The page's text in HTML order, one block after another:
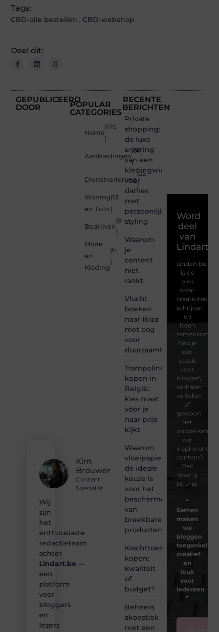
Tags:
CBD-olie bestellen , CBD-webshop
Deel dit:
GEPUBLICEERD
DOOR
Kim
Brouwer
Content
Specialist
Wij
zijn
het
enthousiaste
redactieteam
achter
Lindart.be —
een
platform
voor
bloggers
en
lezers
POPULAR
CATEGORIES
Home
(175
)
Aanbiedingen
(30
)
Dienstverlening
(22
)
Woning
en Tuin
(12
)
Bedrijven
(9
)
Mode
en
Kleding
(6
)
RECENTE
BERICHTEN
Private
shopping:
de luxe
ervaring
van een
kledingwinkel
voor
dames
met
persoonlijke
styling
Waarom
je
content
niet
rankt
Vlucht
boeken
naar Ibiza
met oog
voor
duurzaamheid
Trampoline
kopen in
België:
kies maat
vóór je
naar prijs
kijkt
Waarom
vloeipapier
de ideale
keuze is
voor het
beschermen
van
breekbare
producten
Krachttoestel
kopen:
kwaliteit
of
budget?
Beheers
akoestiek
met een
Word
deel
van
Lindart.be
is dé
plek
waar
creativiteit,
schrijven
en
lezen
samenkomen.
Heb je
een
passie
voor
bloggen,
verhalen
vertellen
of
gewoon
het
ontdekken
van
inspirerende
content?
Dan
hoor jij
bij ons!
❝
Samen
maken
we
bloggen
toegankelijk,
creatief
en
leuk
voor
iedereen
❞